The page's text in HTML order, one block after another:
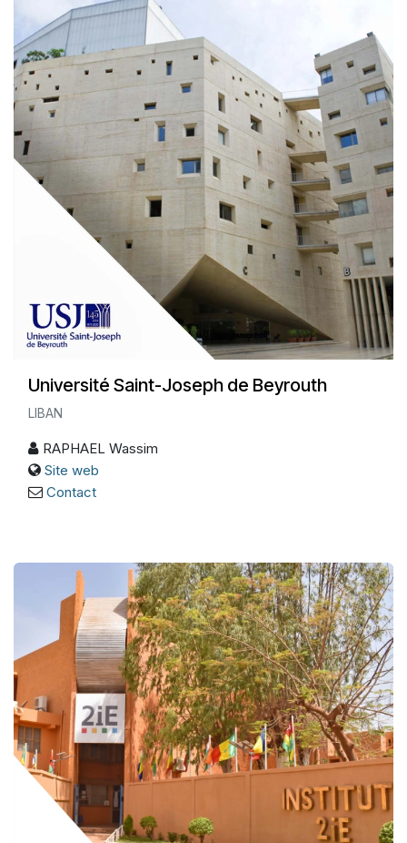
Université Saint-Joseph de Beyrouth
LIBAN
RAPHAEL Wassim
Site web
Contact